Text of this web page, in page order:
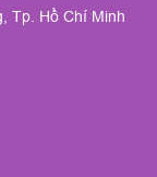
Tp. Hồ Chí Minh